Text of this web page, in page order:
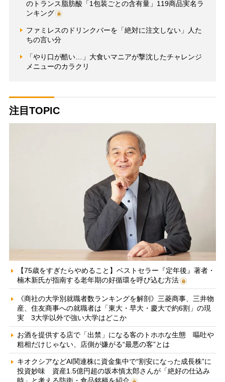
のトランス脂肪酸「1包装ごとの含有量」119商品実名ラ
ンキング
ファミレスのドリンクバーを「絶対に注文しない」人た
ちの言い分
「やり口が酷い…」大食いマニアが撃沈したチャレンジ
メニューのカラクリ
注目TOPIC
【75歳をすぎたらやめること】ベストセラー『定年後』著者・
楠木新氏が指南する老年期の好循環を呼び込む方法
《商社の大学別就職者数ランキングを解剖》三菱商事、三井物
産、住友商事への就職者は「東大・早大・慶大で約6割」の現
実 3大学以外で強い大学はどこか
お酒を提供する店で「出禁」になる客のトホホな生態 嘔吐や
粗相だけじゃない、店側が嫌がる“最悪の客”とは
キオクシアなどAI関連株に資金集中で“割安になった成長株”に
投資妙味 資産1.5億円超の坂本慎太郎さんが「絶好の仕込み